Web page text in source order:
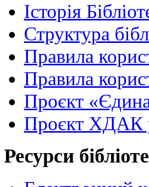
Історія
Структура
Правила
Правила
Проєкт
Проєкт ХДАК у
Ресурси